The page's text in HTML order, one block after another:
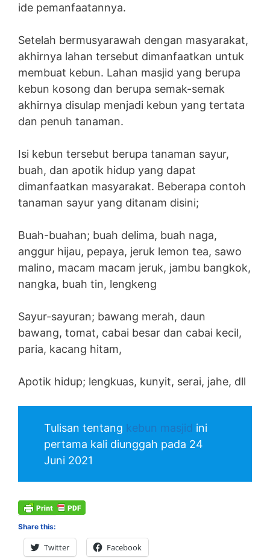
ide pemanfaatannya.
Setelah bermusyarawah dengan masyarakat,
akhirnya lahan tersebut dimanfaatkan untuk
membuat kebun. Lahan masjid yang berupa
kebun kosong dan berupa semak-semak
akhirnya disulap menjadi kebun yang tertata
dan penuh tanaman.
Isi kebun tersebut berupa tanaman sayur,
buah, dan apotik hidup yang dapat
dimanfaatkan masyarakat. Beberapa contoh
tanaman sayur yang ditanam disini;
Buah-buahan; buah delima, buah naga,
anggur hijau, pepaya, jeruk lemon tea, sawo
malino, macam macam jeruk, jambu bangkok,
nangka, buah tin, lengkeng
Sayur-sayuran; bawang merah, daun
bawang, tomat, cabai besar dan cabai kecil,
paria, kacang hitam,
Apotik hidup; lengkuas, kunyit, serai, jahe, dll
Tulisan tentang kebun masjid ini
pertama kali diunggah pada 24
Juni 2021
Share this:
Twitter Facebook